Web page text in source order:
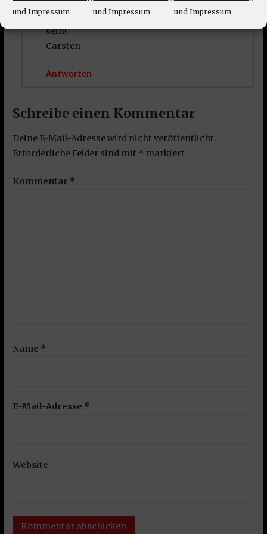
und Impressum
und Impressum
und Impressum
Machs Gut und mögen alle Deine Würfe Crits
sein!
Carsten
Antworten
Schreibe einen Kommentar
Deine E-Mail-Adresse wird nicht veröffentlicht.
Erforderliche Felder sind mit * markiert
Kommentar *
Name *
E-Mail-Adresse *
Website